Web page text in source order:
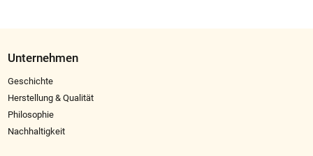
Unternehmen
Geschichte
Herstellung & Qualität
Philosophie
Nachhaltigkeit